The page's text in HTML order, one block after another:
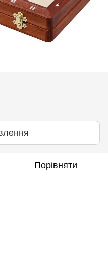
Порівняти